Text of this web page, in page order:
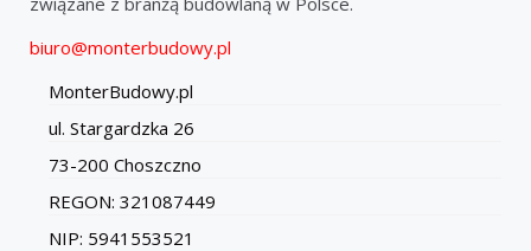
biuro@monterbudowy.pl
MonterBudowy.pl
ul. Stargardzka 26
73-200 Choszczno
REGON: 321087449
NIP: 5941553521